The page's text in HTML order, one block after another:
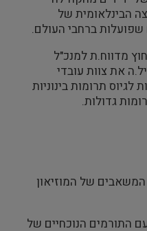
הבינלאומית של
מדווח.ת למנכ"ל
את צוות עובדי
תרומות בינוניות
גדולות.
המשאבים של המוזיאון
התורמים הנוכחיים של